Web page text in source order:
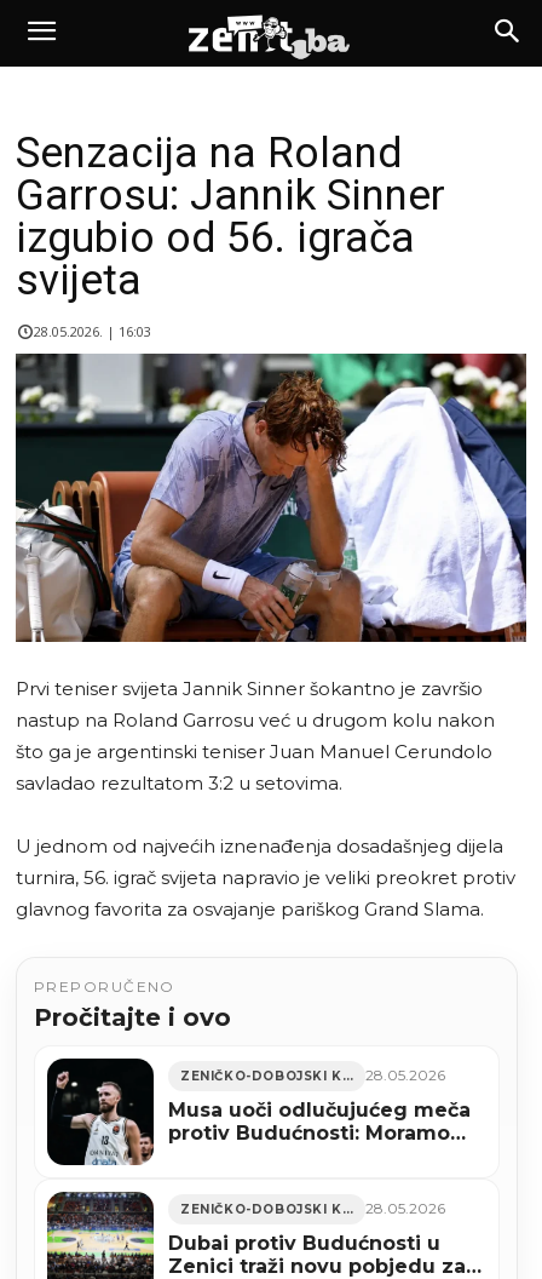
Senzacija na Roland
Garrosu: Jannik Sinner
izgubio od 56. igrača
svijeta
28.05.2026. | 16:03
Prvi teniser svijeta Jannik Sinner šokantno je završio
nastup na Roland Garrosu već u drugom kolu nakon
što ga je argentinski teniser Juan Manuel Cerundolo
savladao rezultatom 3:2 u setovima.
U jednom od najvećih iznenađenja dosadašnjeg dijela
turnira, 56. igrač svijeta napravio je veliki preokret protiv
glavnog favorita za osvajanje pariškog Grand Slama.
PREPORUČENO
Pročitajte i ovo
ZENIČKO-DOBOJSKI KANTON 28.05.2026
Musa uoči odlučujućeg meča
protiv Budućnosti: Moramo
ZENIČKO-DOBOJSKI KANTON 28.05.2026
Dubai protiv Budućnosti u
Zenici traži novu pobjedu za